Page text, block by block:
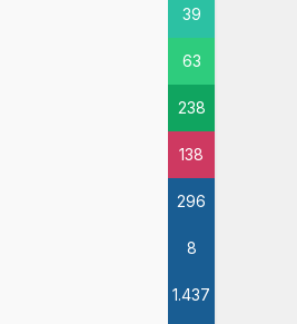
39
63
238
138
296
8
1.437